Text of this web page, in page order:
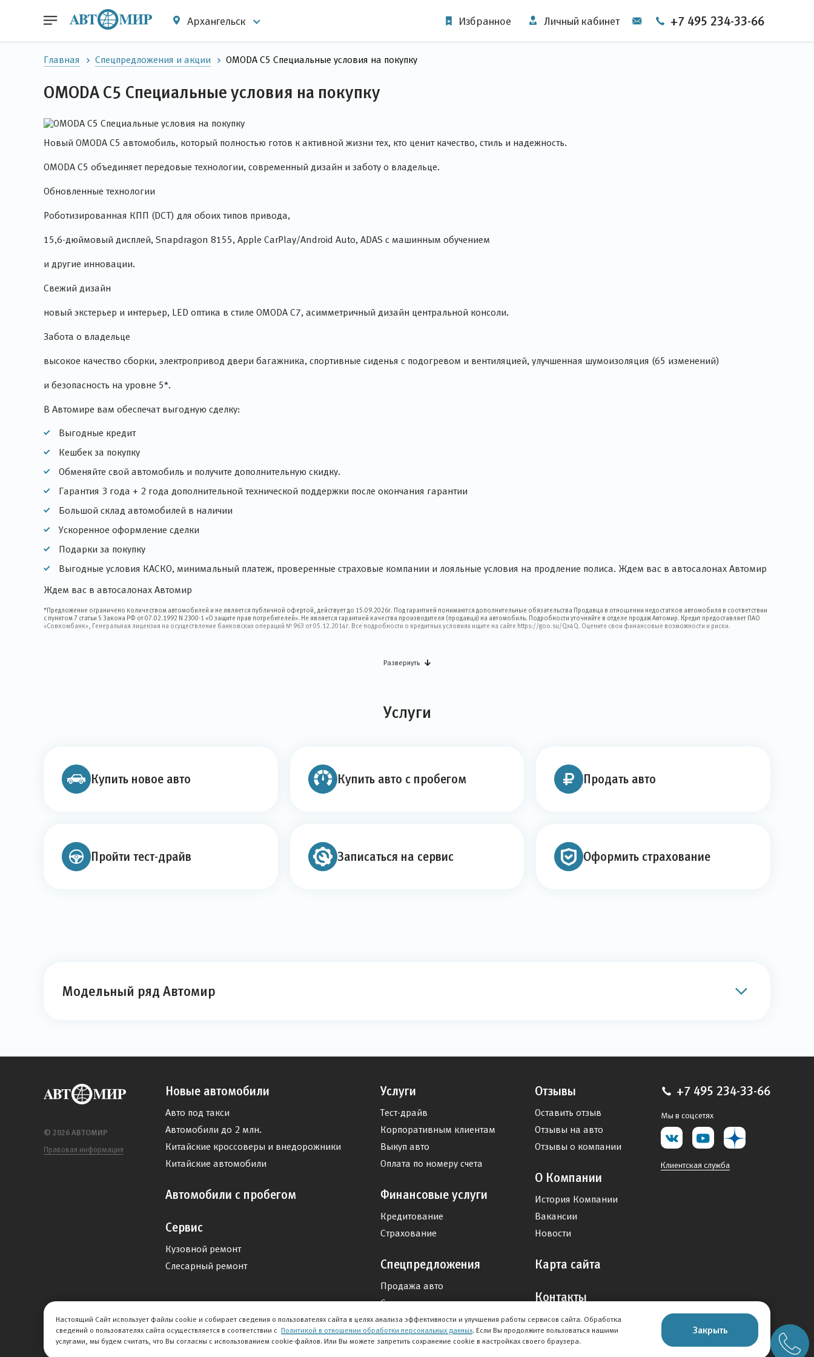
Архангельск Избранное Личный кабинет +7 495 234-33-66
Главная Спецпредложения и акции OMODA C5 Специальные условия на покупку
OMODA C5 Специальные условия на покупку
Новый OMODA C5 автомобиль, который полностью готов к активной жизни тех, кто ценит качество, стиль и надежность.
OMODA C5 объединяет передовые технологии, современный дизайн и заботу о владельце.
Обновленные технологии
Роботизированная КПП (DCT) для обоих типов привода,
15,6-дюймовый дисплей, Snapdragon 8155, Apple CarPlay/Android Auto, ADAS с машинным обучением
и другие инновации.
Свежий дизайн
новый экстерьер и интерьер, LED оптика в стиле OMODA C7, асимметричный дизайн центральной консоли.
Забота о владельце
высокое качество сборки, электропривод двери багажника, спортивные сиденья с подогревом и вентиляцией, улучшенная шумоизоляция (65 изменений)
и безопасность на уровне 5*.
В Автомире вам обеспечат выгодную сделку:
Выгодные кредит
Кешбек за покупку
Обменяйте свой автомобиль и получите дополнительную скидку.
Гарантия 3 года + 2 года дополнительной технической поддержки после окончания гарантии
Большой склад автомобилей в наличии
Ускоренное оформление сделки
Подарки за покупку
Выгодные условия КАСКО, минимальный платеж, проверенные страховые компании и лояльные условия на продление полиса. Ждем вас в автосалонах Автомир
Ждем вас в автосалонах Автомир
*Предложение ограничено количеством автомобилей и не является публичной офертой, действует до 15.09.2026г. Под гарантией понимаются дополнительные обязательства Продавца в отношении недостатков автомобиля в соответствии
с пунктом 7 статьи 5 Закона РФ от 07.02.1992 N 2300-1 «О защите прав потребителей». Не является гарантией качества производителя (продавца) на автомобиль. Подробности уточняйте в отделе продаж Автомир. Кредит предоставляет ПАО
«Совкомбанк», Генеральная лицензия на осуществление банковских операций № 963 от 05.12.2014г. Все подробности о кредитных условиях ищите на сайте https://goo.su/Qx4Q. Оцените свои финансовые возможности и риски.
Развернуть
Услуги
Купить новое авто Купить авто с пробегом Продать авто
Пройти тест-драйв Записаться на сервис Оформить страхование
Модельный ряд Автомир
© 2026 АВТОМИР
Правовая информация
Новые автомобили
Авто под такси
Автомобили до 2 млн.
Китайские кроссоверы и внедорожники
Китайские автомобили
Автомобили с пробегом
Сервис
Кузовной ремонт
Слесарный ремонт
Услуги
Тест-драйв
Корпоративным клиентам
Выкуп авто
Оплата по номеру счета
Финансовые услуги
Кредитование
Страхование
Спецпредложения
Продажа авто
Сервис
Дисконтная программа
Отзывы
Оставить отзыв
Отзывы на авто
Отзывы о компании
О Компании
История Компании
Вакансии
Новости
Карта сайта
Контакты
+7 495 234-33-66
Мы в соцсетях
Клиентская служба
Настоящий Сайт использует файлы cookie и собирает сведения о пользователях сайта в целях анализа эффективности и улучшения работы сервисов сайта. Обработка
сведений о пользователях сайта осуществляется в соответствии с Политикой в отношении обработки персональных данных . Если Вы продолжите пользоваться нашими
услугами, мы будем считать, что Вы согласны с использованием cookie-файлов. Или Вы можете запретить сохранение cookie в настройках своего браузера.
Закрыть